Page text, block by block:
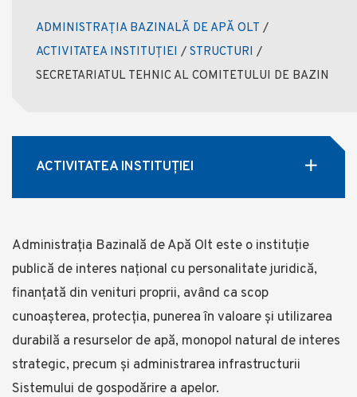
ADMINISTRAȚIA BAZINALĂ DE APĂ OLT /
ACTIVITATEA INSTITUȚIEI / STRUCTURI /
SECRETARIATUL TEHNIC AL COMITETULUI DE BAZIN
ACTIVITATEA INSTITUȚIEI
Administrația Bazinală de Apă Olt este o instituție
publică de interes național cu personalitate juridică,
finanțată din venituri proprii, având ca scop
cunoașterea, protecția, punerea în valoare și utilizarea
durabilă a resurselor de apă, monopol natural de interes
strategic, precum și administrarea infrastructurii
Sistemului de gospodărire a apelor.